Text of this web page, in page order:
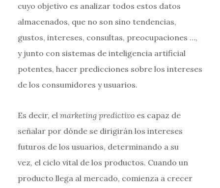
cuyo objetivo es analizar todos estos datos
almacenados, que no son sino tendencias,
gustos, intereses, consultas, preocupaciones …,
y junto con sistemas de inteligencia artificial
potentes, hacer predicciones sobre los intereses
de los consumidores y usuarios.
Es decir, el marketing predictivoes capaz de
señalar por dónde se dirigirán los intereses
futuros de los usuarios, determinando a su
vez, el ciclo vital de los productos. Cuando un
producto llega al mercado, comienza a crecer